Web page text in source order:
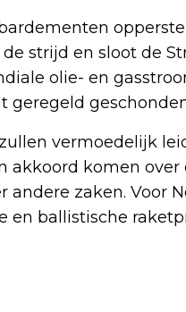
strijd en sloot de
olie- en
geregeld
vermoedelijk
akkoord komen
zaken. Voor
en ballistische